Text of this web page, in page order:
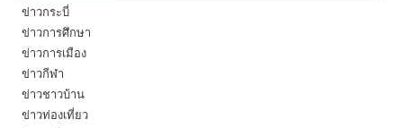
ข่าวกระบี่
ข่าวการศึกษา
ข่าวการเมือง
ข่าวกีฬา
ข่าวชาวบ้าน
ข่าวท่องเที่ยว